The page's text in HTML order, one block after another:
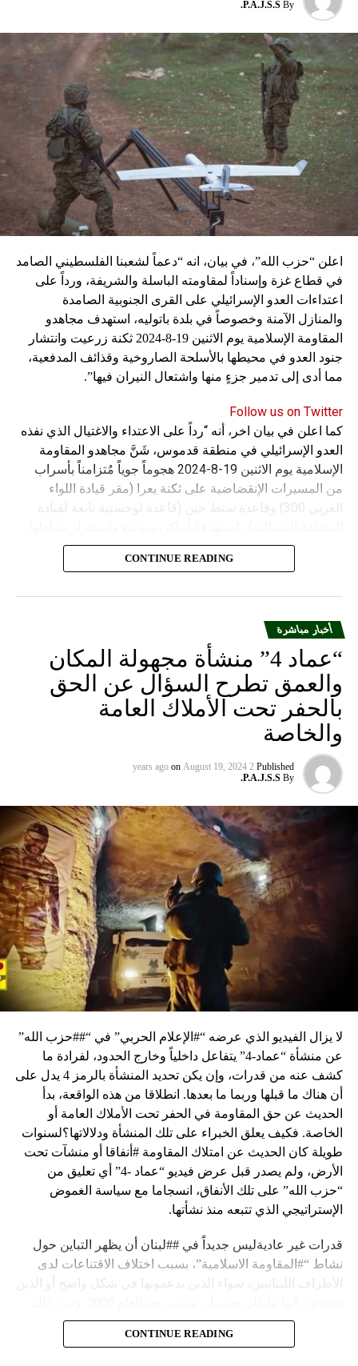
نسبه الحزب الى إسرائيل”.
By
P.A.J.S.S.
اعلن “حزب الله”، في بيان، انه “دعماً لشعبنا الفلسطيني الصامد
في قطاع غزة وإسناداً لمقاومته الباسلة ‌‏‌‏‌والشريفة، ورداً على
اعتداءات العدو الإسرائيلي على القرى الجنوبية الصامدة
والمنازل الآمنة وخصوصاً في بلدة باتوليه، استهدف مجاهدو
المقاومة الإسلامية يوم الاثنين 19-8-2024 ثكنة زرعيت وانتشار
جنود العدو في محيطها بالأسلحة الصاروخية وقذائف المدفعية،
مما أدى إلى تدمير جزءٍ منها واشتعال النيران فيها”.
Follow us on Twitter
كما اعلن في بيان اخر، أنه “رداً على الاعتداء والاغتيال الذي نفذه
العدو الإسرائيلي في منطقة قدموس، شَنَّ مجاهدو المقاومة
الإسلامية يوم الاثنين 19-8-2024 هجوماً جوياً مُتزامناً بأسراب
من المسيرات الإنقضاضية على ثكنة يعرا (مقر قيادة اللواء
الغربي 300) وقاعدة سنط جين (قاعدة لوجستية تابعة لقيادة
وجنودها وأصابت أهدافها بدقة وأوقعت فيهم عدداً من القتلى
CONTINUE READING
أخبار مباشرة
“عماد 4” منشأة مجهولة المكان
والعمق تطرح السؤال عن الحق
بالحفر تحت الأملاك العامة
والخاصة
Published
2 years ago
on August 19, 2024
By
P.A.J.S.S.
لا يزال الفيديو الذي عرضه “#الإعلام الحربي” في “##حزب الله”
عن منشأة “عماد-4” يتفاعل داخلياً وخارج الحدود، لفرادة ما
كشف عنه من قدرات، وإن يكن تحديد المنشأة بالرمز 4 يدل على
أن هناك ما قبلها وربما ما بعدها. انطلاقا من هذه الواقعة، بدأ
الحديث عن حق المقاومة في الحفر تحت الأملاك العامة أو
الخاصة. فكيف يعلق الخبراء على تلك المنشأة ودلالاتها؟لسنوات
طويلة كان الحديث عن امتلاك المقاومة #أنفاقا أو منشآت تحت
الأرض، ولم يصدر قبل عرض فيديو “عماد -4” أي تعليق من
“حزب الله” على تلك الأنفاق، انسجاما مع سياسة الغموض
الإستراتيجي الذي تتبعه منذ نشأتها.
قدرات غير عاديةليس جديداً في ##لبنان أن يظهر التباين حول
نشاط “#المقاومة الاسلامية”، بسبب اختلاف الاقتناعات لدى
الأطراف اللبنانيين، سواء الذين يدعمونها في شكل واضح أو الذين
إلى أن المقاومة ضد الاحتلال الإسرائيلي لم تكن يوماً محط
إجماع داخلي، وإن كانت القوى اللبنانية المؤمنة بالصراع ضد
CONTINUE READING